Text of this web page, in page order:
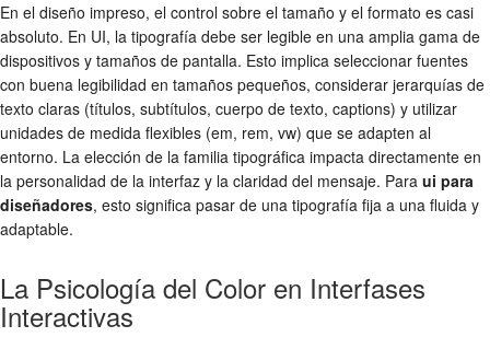
En el diseño impreso, el control sobre el tamaño y el formato es casi
absoluto. En UI, la tipografía debe ser legible en una amplia gama de
dispositivos y tamaños de pantalla. Esto implica seleccionar fuentes
con buena legibilidad en tamaños pequeños, considerar jerarquías de
texto claras (títulos, subtítulos, cuerpo de texto, captions) y utilizar
unidades de medida flexibles (em, rem, vw) que se adapten al
entorno. La elección de la familia tipográfica impacta directamente en
la personalidad de la interfaz y la claridad del mensaje. Para ui para
diseñadores, esto significa pasar de una tipografía fija a una fluida y
adaptable.
La Psicología del Color en Interfases
Interactivas